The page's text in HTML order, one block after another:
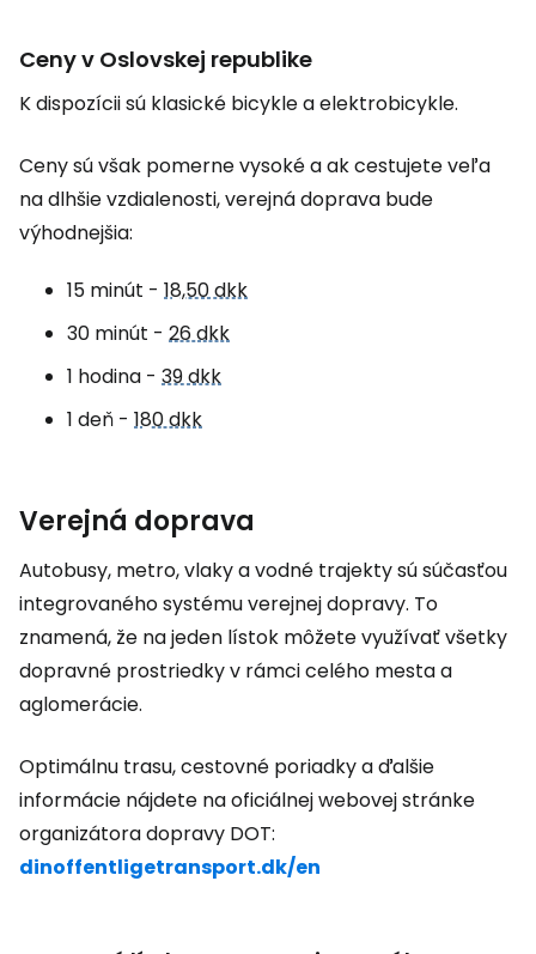
Ceny v Oslovskej republike
K dispozícii sú klasické bicykle a elektrobicykle.
Ceny sú však pomerne vysoké a ak cestujete veľa
na dlhšie vzdialenosti, verejná doprava bude
výhodnejšia:
15 minút - 18,50 dkk
30 minút - 26 dkk
1 hodina - 39 dkk
1 deň - 180 dkk
Verejná doprava
Autobusy, metro, vlaky a vodné trajekty sú súčasťou
integrovaného systému verejnej dopravy. To
znamená, že na jeden lístok môžete využívať všetky
dopravné prostriedky v rámci celého mesta a
aglomerácie.
Optimálnu trasu, cestovné poriadky a ďalšie
informácie nájdete na oficiálnej webovej stránke
organizátora dopravy DOT:
dinoffentligetransport.dk/en